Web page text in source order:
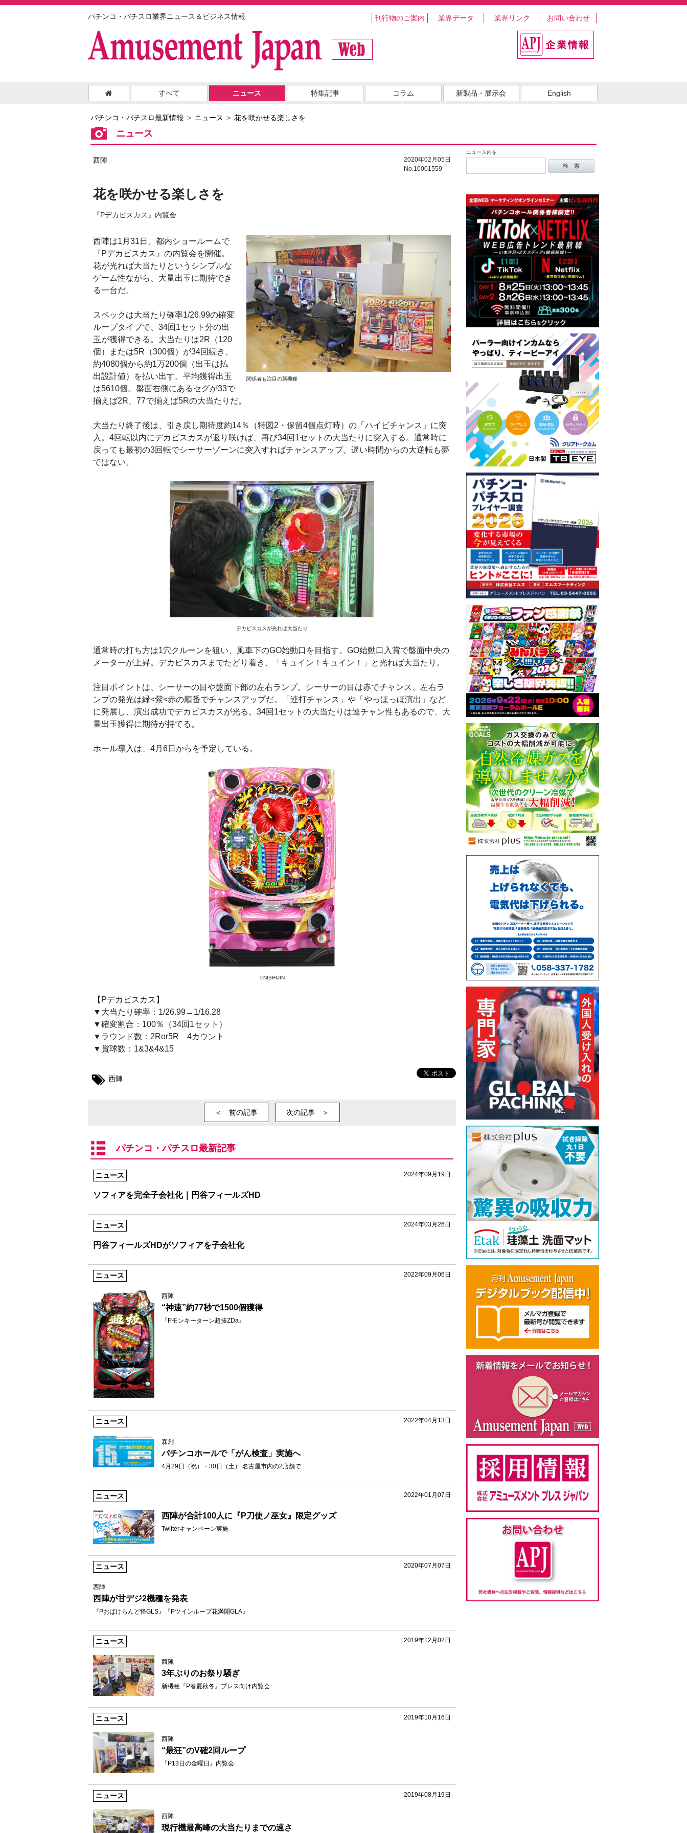
パチンコ・パチスロ業界ニュース＆ビジネス情報 刊行物のご案内 業界データ 業界リンク お問い合わせ
すべて ニュース 特集記事 コラム 新製品・展示会 English
パチンコ・パチスロ最新情報 ニュース 花を咲かせる楽しさを
ニュース
ニュース内を
2020年02月05日
No.10001559
西陣
花を咲かせる楽しさを
『Pデカビスカス』内覧会
関係者も注目の新機種
西陣は1月31日、都内ショールームで
『Pデカビスカス』の内覧会を開催。
花が光れば大当たりというシンプルな
ゲーム性ながら、大量出玉に期待でき
る一台だ。
スペックは大当たり確率1/26.99の確変
ループタイプで、34回1セット分の出
玉が獲得できる。大当たりは2R（120
個）または5R（300個）が34回続き、
約4080個から約1万200個（出玉は払
出設計値）を払い出す。平均獲得出玉
は5610個。盤面右側にあるセグが33で
揃えば2R、77で揃えば5Rの大当たりだ。
大当たり終了後は、引き戻し期待度約14％（特図2・保留4個点灯時）の「ハイビチャンス」に突
入。4回転以内にデカビスカスが返り咲けば、再び34回1セットの大当たりに突入する。通常時に
戻っても最初の3回転でシーサーゾーンに突入すればチャンスアップ。遅い時間からの大逆転も夢
ではない。
デカビスカスが光れば大当たり
通常時の打ち方は1穴クルーンを狙い、風車下のGO始動口を目指す。GO始動口入賞で盤面中央の
メーターが上昇。デカビスカスまでたどり着き、「キュイン！キュイン！」と光れば大当たり。
注目ポイントは、シーサーの目や盤面下部の左右ランプ。シーサーの目は赤でチャンス、左右ラ
ンプの発光は緑<紫<赤の順番でチャンスアップだ。「連打チャンス」や「やっほっほ演出」など
に発展し、演出成功でデカビスカスが光る。34回1セットの大当たりは連チャン性もあるので、大
量出玉獲得に期待が持てる。
ホール導入は、4月6日からを予定している。
©NISHIJIN
【Pデカビスカス】
▼大当たり確率：1/26.99→1/16.28
▼確変割合：100％（34回1セット）
▼ラウンド数：2Ror5R 4カウント
▼賞球数：1&3&4&15
西陣
＜ 前の記事 次の記事 ＞
パチンコ・パチスロ最新記事
2024年09月19日
ニュース
ソフィアを完全子会社化｜円谷フィールズHD
2024年03月26日
ニュース
円谷フィールズHDがソフィアを子会社化
2022年09月06日
ニュース
西陣
“神速”約77秒で1500個獲得
『Pモンキーターン超抜ZDa』
2022年04月13日
ニュース
森創
パチンコホールで「がん検査」実施へ
4月29日（祝）・30日（土） 名古屋市内の2店舗で
2022年01月07日
ニュース
西陣が合計100人に『P刀使ノ巫女』限定グッズ
Twitterキャンペーン実施
2020年07月07日
ニュース
西陣
西陣が甘デジ2機種を発表
『Pおばけらんど怪GLS』『Pツインループ花満開GLA』
2019年12月02日
ニュース
西陣
3年ぶりのお祭り騒ぎ
新機種『P春夏秋冬』プレス向け内覧会
2019年10月16日
ニュース
西陣
“最狂”のV確2回ループ
『P13日の金曜日』内覧会
2019年08月19日
ニュース
西陣
現行機最高峰の大当たりまでの速さ